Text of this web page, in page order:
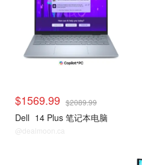
$1569.99 $2089.99
Dell 14 Plus 笔记本电脑
@dealmoon.ca